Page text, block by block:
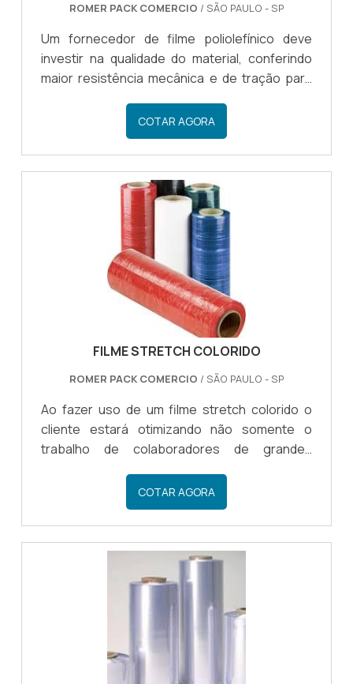
ROMER PACK COMERCIO / SÃO PAULO - SP
Um fornecedor de filme poliolefínico deve
investir na qualidade do material, conferindo
maior resistência mecânica e de tração para
empacotamento de diferentes tipos de
mercadorias.COMO IDENTIFICAR UM BOM
FORNECEDOR DE FILMEMuitos segmentos
procuram pelo poliolefínico, visando todas as
qualificações que o material oferece quando
se trata da proteção e segurança de
mercadorias, para processos logísticos de
armazenamento ou transporte. Para conferir a
COTAR AGORA
FILME STRETCH COLORIDO
ROMER PACK COMERCIO / SÃO PAULO - SP
Ao fazer uso de um filme stretch colorido o
cliente estará otimizando não somente o
trabalho de colaboradores de grandes
economizar em diversos aspectos,
principalmente se o filme stretch for adquirido
com uma empresa de confiança.
INFORMAÇÕES ADCIONAIS DO FILME STRETCH
Uma empresa, que já está no ramo de stretch
colorido há alguns anos, garante o melhor
material aos clientes, com uma qualidade
acessível. Deste modo é.
COTAR AGORA